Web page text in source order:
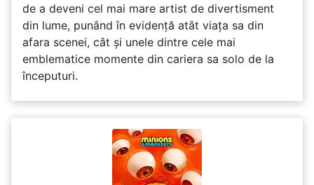
de a deveni cel mai mare artist de divertisment
din lume, punând în evidență atât viața sa din
afara scenei, cât și unele dintre cele mai
emblematice momente din cariera sa solo de la
începuturi.